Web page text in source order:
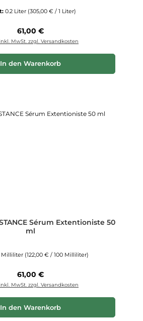
0.2 Liter (305,00 € / 1 Liter)
Regulärer Preis:
61,00 €
MwSt. zzgl. Versandkosten
In den Warenkorb
Sérum Extentioniste 50
ml
Milliliter (122,00 € / 100 Milliliter)
Regulärer Preis:
61,00 €
MwSt. zzgl. Versandkosten
In den Warenkorb